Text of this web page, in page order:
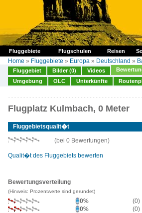
Fluggebiete Flugschulen Reisen
Home » Fluggebiete » Europa » Deutschland »
Fluggebiet Bilder (0) Videos
Umgebung
OLC Unterkünfte
Flugplatz Kulmbach, 0 Meter
Fluggebietsqualit�t
(bei 0 Bewertungen)
Qualit�t des Fluggebiets bewerten
Bewertungsverteilung
(Hinweis: Prozentwerte sind gerundet)
0%
(0)
0%
(0)